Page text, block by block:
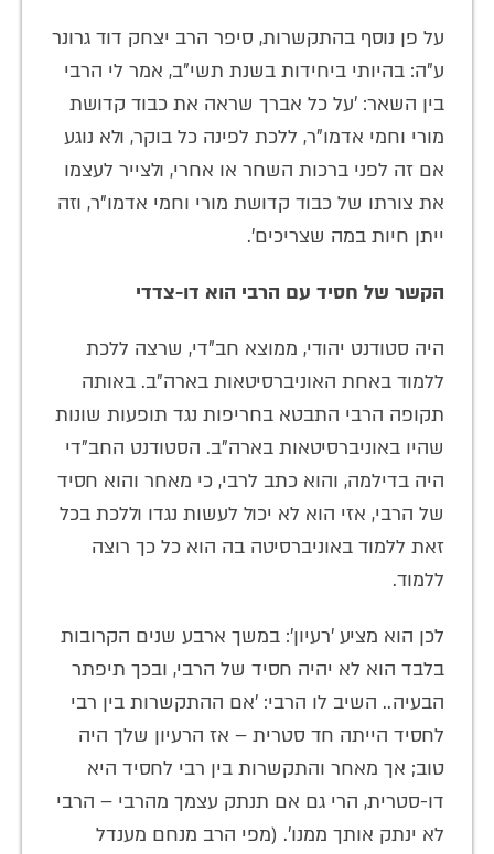
על פן נוסף בהתקשרות, סיפר הרב יצחק דוד גרונר
ע"ה: בהיותי ביחידות בשנת תשי"ב, אמר לי הרבי
בין השאר: 'על כל אברך שראה את כבוד קדושת
מורי וחמי אדמו"ר, ללכת לפינה כל בוקר, ולא נוגע
אם זה לפני ברכות השחר או אחרי, ולצייר לעצמו
את צורתו של כבוד קדושת מורי וחמי אדמו"ר, וזה
ייתן חיות במה שצריכים'.
הקשר של חסיד עם הרבי הוא דו-צדדי
היה סטודנט יהודי, ממוצא חב"די, שרצה ללכת
ללמוד באחת האוניברסיטאות בארה"ב. באותה
תקופה הרבי התבטא בחריפות נגד תופעות שונות
שהיו באוניברסיטאות בארה"ב. הסטודנט החב"די
היה בדילמה, והוא כתב לרבי, כי מאחר והוא חסיד
של הרבי, אזי הוא לא יכול לעשות נגדו וללכת בכל
זאת ללמוד באוניברסיטה בה הוא כל כך רוצה
ללמוד.
לכן הוא מציע 'רעיון': במשך ארבע שנים הקרובות
בלבד הוא לא יהיה חסיד של הרבי, ובכך תיפתר
הבעיה.. השיב לו הרבי: 'אם ההתקשרות בין רבי
לחסיד הייתה חד סטרית – אז הרעיון שלך היה
טוב; אך מאחר והתקשרות בין רבי לחסיד היא
דו-סטרית, הרי גם אם תנתק עצמך מהרבי – הרבי
לא ינתק אותך ממנו'. (מפי הרב מנחם מענדל